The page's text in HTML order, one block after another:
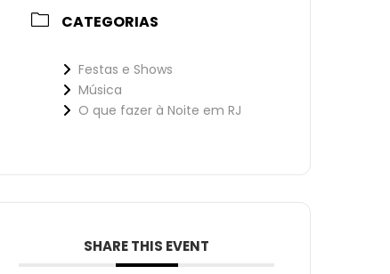
CATEGORIAS
Festas e Shows
Música
O que fazer à Noite em RJ
SHARE THIS EVENT